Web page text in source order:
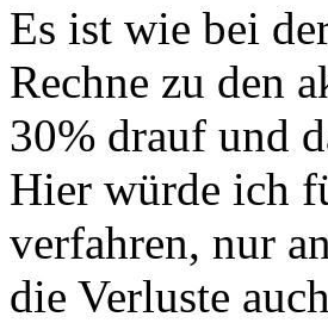
Es ist wie bei
Rechne zu den
30% drauf und
Hier würde ich
verfahren, nur
die Verluste